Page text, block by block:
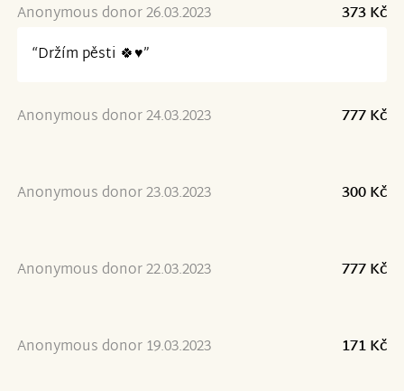
Anonymous donor 26.03.2023
373 Kč
“Držím pěsti 🍀♥️”
Anonymous donor 24.03.2023 777 Kč
Anonymous donor 23.03.2023 300 Kč
Anonymous donor 22.03.2023 777 Kč
Anonymous donor 19.03.2023 171 Kč